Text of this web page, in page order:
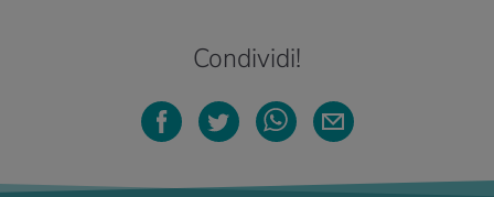
Condividi!